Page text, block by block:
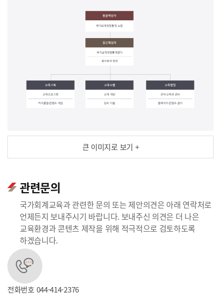
큰 이미지로 보기 +
관련문의
국가회계교육과 관련한 문의 또는 제안의견은 아래 연락처로
언제든지 보내주시기 바랍니다. 보내주신 의견은 더 나은
교육환경과 콘텐츠 제작을 위해 적극적으로 검토하도록
하겠습니다.
전화번호 044-414-2376